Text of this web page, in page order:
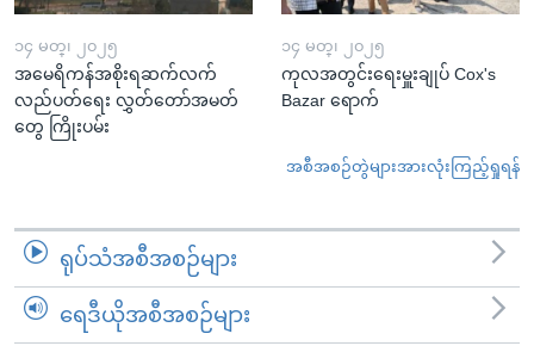
၁၄ မတ္၊ ၂၀၂၅
အမေရိကန်အစိုးရဆက်လက်
လည်ပတ်ရေး လွှတ်တော်အမတ်
တွေ ကြိုးပမ်း
၁၄ မတ္၊ ၂၀၂၅
ကုလအတွင်းရေးမှူးချုပ် Cox's
Bazar ရောက်
အစီအစဉ်တွဲများအားလုံးကြည့်ရှုရန်
ရုပ်သံအစီအစဉ်များ
ရေဒီယိုအစီအစဉ်များ